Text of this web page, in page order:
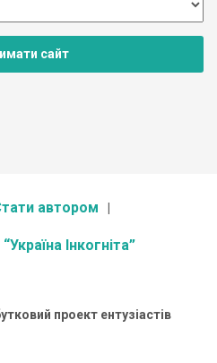
сайт
автором
Інкогніта”
проект ентузіастів